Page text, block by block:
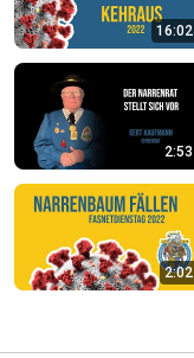
16:02
2:53
2:02